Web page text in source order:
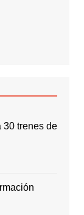
30 trenes de